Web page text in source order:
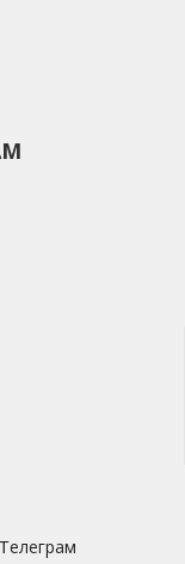
Телеграм